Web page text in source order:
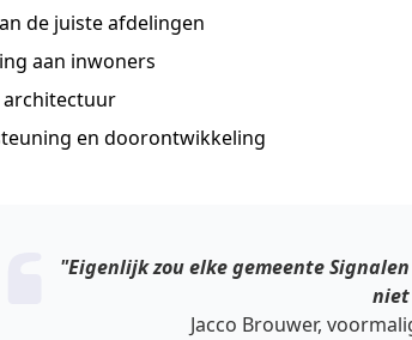
de juiste afdelingen
aan inwoners
architectuur
en doorontwikkeling
"Eigenlijk zou elke gemeente
niet
Jacco Brouwer,